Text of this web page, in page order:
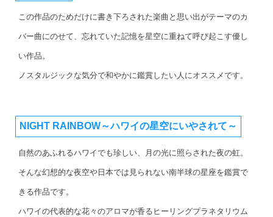
この作品のためだけに書き下ろされた楽曲と思い出がテーマのカ
バー曲にのせて、忘れていた記憶を星空に重ねて呼び起こす優し
い作品。
ノスタルジックな気分で和やかに鑑賞したい人にオススメです。
NIGHT RAINBOW～ハワイの星空にいやされて～
自然のあふれるハワイでも珍しい、月の光に照らされた夜の虹。
そんな幻想的な夜空や日本では見られない南半球の星座を鑑賞で
きる作品です。
ハワイの代表的な花々のアロマが香るヒーリングプラネタリウム